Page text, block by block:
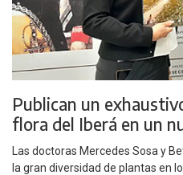
Publican un
flora del Iberá en un
Las doctoras Mercedes Sosa y
la gran diversidad de plantas en